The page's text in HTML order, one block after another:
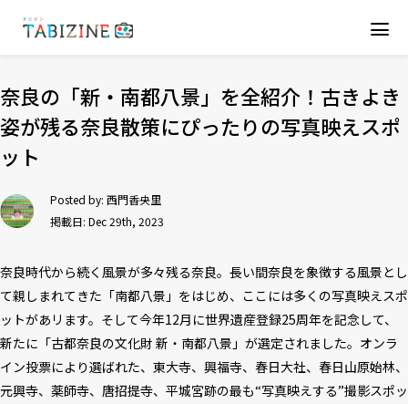
奈良の「新・南都八景」を全紹介！古きよき
姿が残る奈良散策にぴったりの写真映えスポ
ット
Posted by: 西門香央里
掲載日: Dec 29th, 2023
奈良時代から続く風景が多々残る奈良。長い間奈良を象徴する風景とし
て親しまれてきた「南都八景」をはじめ、ここには多くの写真映えスポ
ットがあリます。そして今年12月に世界遺産登録25周年を記念して、
新たに「古都奈良の文化財 新・南都八景」が選定されました。オンラ
イン投票により選ばれた、東大寺、興福寺、春日大社、春日山原始林、
元興寺、薬師寺、唐招提寺、平城宮跡の最も“写真映えする”撮影スポッ